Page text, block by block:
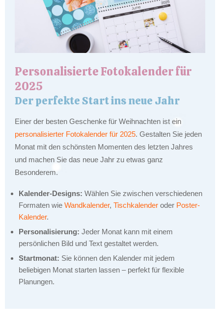
Personalisierte Fotokalender für
2025
Der perfekte Start ins neue Jahr
Einer der besten Geschenke für Weihnachten ist ein
personalisierter Fotokalender für 2025. Gestalten Sie jeden
Monat mit den schönsten Momenten des letzten Jahres
und machen Sie das neue Jahr zu etwas ganz
Besonderem.
Kalender-Designs: Wählen Sie zwischen verschiedenen
Formaten wie Wandkalender, Tischkalenderoder Poster-
Kalender.
Personalisierung: Jeder Monat kann mit einem
persönlichen Bild und Text gestaltet werden.
Startmonat: Sie können den Kalender mit jedem
beliebigen Monat starten lassen – perfekt für flexible
Planungen.